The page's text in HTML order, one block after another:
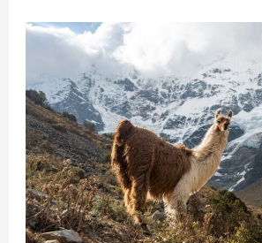
Salkantay
–
Grenzerfahrung
in
den
peruanischen
Anden